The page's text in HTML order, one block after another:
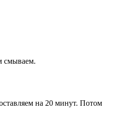
смываем.
на 20 минут. Потом